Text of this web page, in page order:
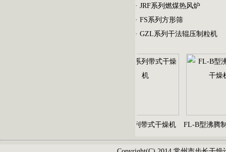
· JRF系列燃煤热风炉
· FS系列方形筛
· GZL系列干法辊压制粒机
DW系列带式干燥机 FL-B型沸腾制